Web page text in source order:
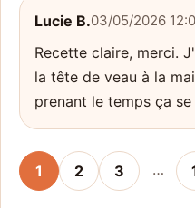
Lucie B.03/05/2026
Recette claire, merci.
la tête de veau à la
prenant le temps ça
1 2 3 …